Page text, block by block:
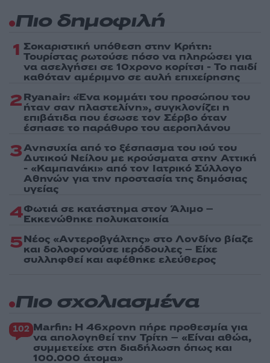
Πιο δημοφιλή
1 Σοκαριστική υπόθεση στην Κρήτη:
Τουρίστας ρωτούσε πόσο να πληρώσει για
να ασελγήσει σε 10χρονο κορίτσι - Το παιδί
καθόταν αμέριμνο σε αυλή επιχείρησης
2Ryanair: «Ένα κομμάτι του προσώπου του
ήταν σαν πλαστελίνη», συγκλονίζει η
επιβάτιδα που έσωσε τον Σέρβο όταν
έσπασε το παράθυρο του αεροπλάνου
3Ανησυχία από το ξέσπασμα του ιού του
Δυτικού Νείλου με κρούσματα στην Αττική
- «Καμπανάκι» από τον Ιατρικό Σύλλογο
Αθηνών για την προστασία της δημόσιας
υγείας
4Φωτιά σε κατάστημα στον Άλιμο –
Εκκενώθηκε πολυκατοικία
5Νέος «Αντεροβγάλτης» στο Λονδίνο βίαζε
και δολοφονούσε ιερόδουλες – Είχε
συλληφθεί και αφέθηκε ελεύθερος
Πιο σχολιασμένα
102 Marfin: Η 46χρονη πήρε προθεσμία για
να απολογηθεί την Τρίτη – «Είναι αθώα,
συμμετείχε στη διαδήλωση όπως και
100.000 άτομα»